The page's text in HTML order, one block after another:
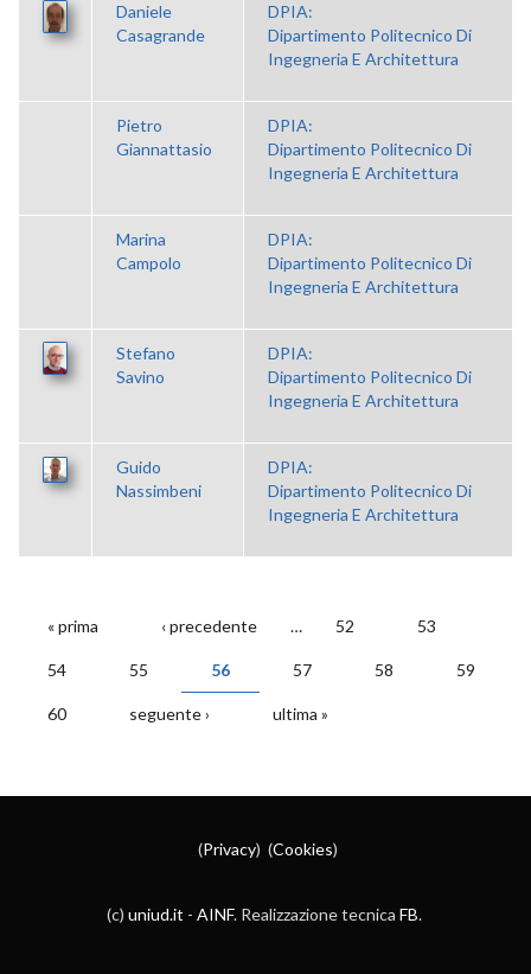
Daniele
Casagrande
DPIA:
Dipartimento Politecnico Di
Ingegneria E Architettura
Pietro
Giannattasio
DPIA:
Dipartimento Politecnico Di
Ingegneria E Architettura
Marina
Campolo
DPIA:
Dipartimento Politecnico Di
Ingegneria E Architettura
Stefano
Savino
DPIA:
Dipartimento Politecnico Di
Ingegneria E Architettura
Guido
Nassimbeni
DPIA:
Dipartimento Politecnico Di
Ingegneria E Architettura
PAGINE
« prima ‹ precedente … 52 53
54 55 56 57 58 59
60 seguente › ultima »
(Privacy) (Cookies)
(c) uniud.it - AINF. Realizzazione tecnica FB.